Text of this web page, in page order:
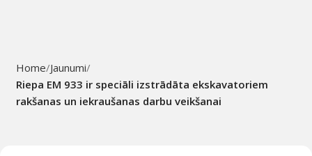
Home Jaunumi
Riepa EM 933 ir speciāli izstrādāta ekskavatoriem
rakšanas un iekraušanas darbu veikšanai